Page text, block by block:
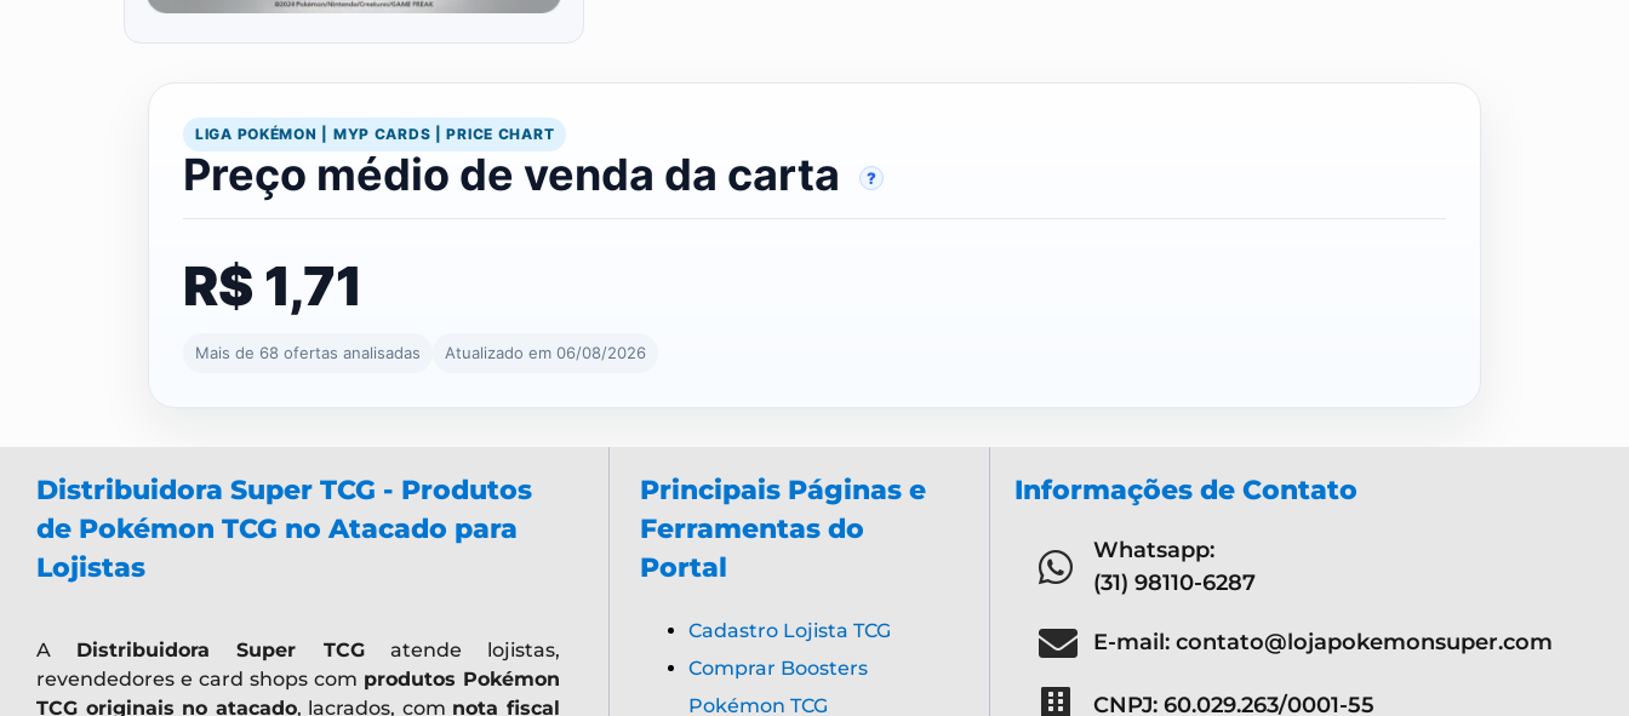
LIGA POKÉMON | MYP CARDS | PRICE CHART
Preço médio de venda da carta ?
R$ 1,71
Mais de 68 ofertas analisadas Atualizado em 06/08/2026
Distribuidora Super TCG - Produtos
de Pokémon TCG no Atacado para
Lojistas
A Distribuidora Super TCGatende lojistas,
revendedores e card shops com produtos Pokémon
TCG originais no atacado, lacrados, com nota fiscal
Principais Páginas e
Ferramentas do
Portal
Cadastro Lojista TCG
Comprar Boosters
Pokémon TCG
Informações de Contato
Whatsapp:
(31) 98110-6287
E-mail: contato@lojapokemonsuper.com
CNPJ: 60.029.263/0001-55